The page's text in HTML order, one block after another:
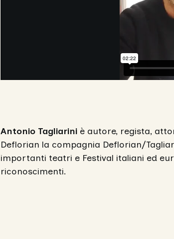
Antonio Tagliarini è autore, regista,
Deflorian la compagnia Deflorian/
importanti teatri e Festival italiani ed
riconoscimenti.